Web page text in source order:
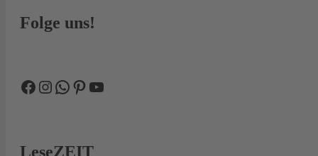
Folge uns!
Facebook
Instagram
WhatsApp
Pinterest
YouTube
LeseZEIT